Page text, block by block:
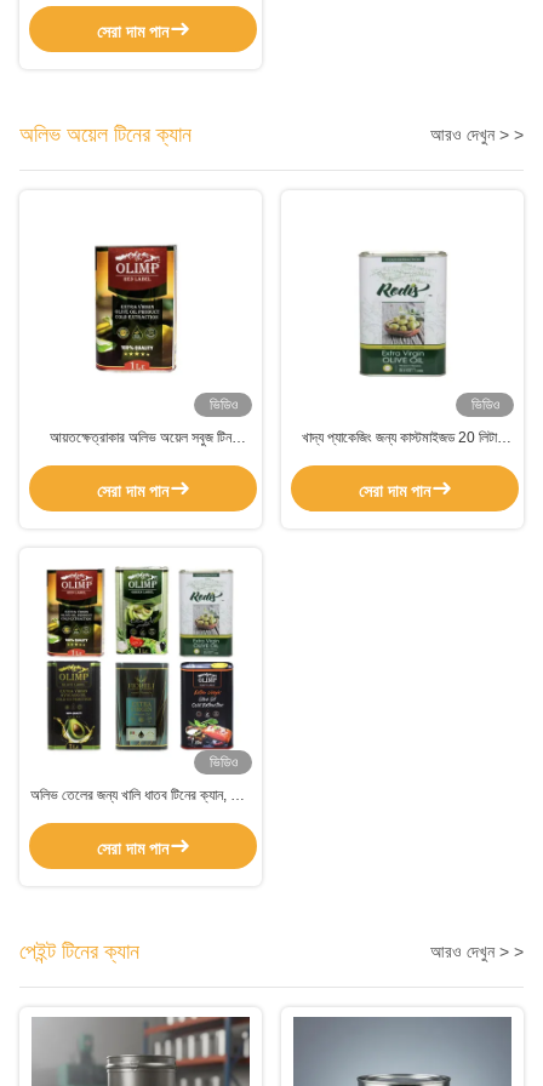
সেরা দাম পান
অলিভ অয়েল টিনের ক্যান আরও দেখুন > >
ভিডিও
আয়তক্ষেত্রাকার অলিভ অয়েল সবুজ টিন
সেরা দাম পান
ভিডিও
খাদ্য প্যাকেজিং জন্য কাস্টমাইজড 20 লিটার
সেরা দাম পান
ভিডিও
অলিভ তেলের জন্য খালি ধাতব টিনের ক্যান, খাদ্য
সেরা দাম পান
পেইন্ট টিনের ক্যান আরও দেখুন > >